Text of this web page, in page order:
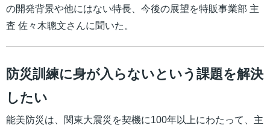
の開発背景や他にはない特長、今後の展望を特販事業部 主
査 佐々木聰文さんに聞いた。
防災訓練に身が入らないという課題を解決
したい
能美防災は、関東大震災を契機に100年以上にわたって、主